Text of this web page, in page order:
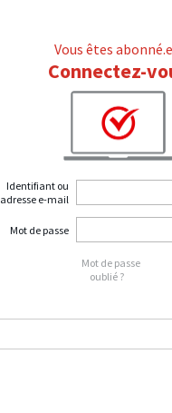
Vous êtes
Connectez-
Identifiant ou
adresse e-mail
Mot de passe
Mot de passe
oublié ?